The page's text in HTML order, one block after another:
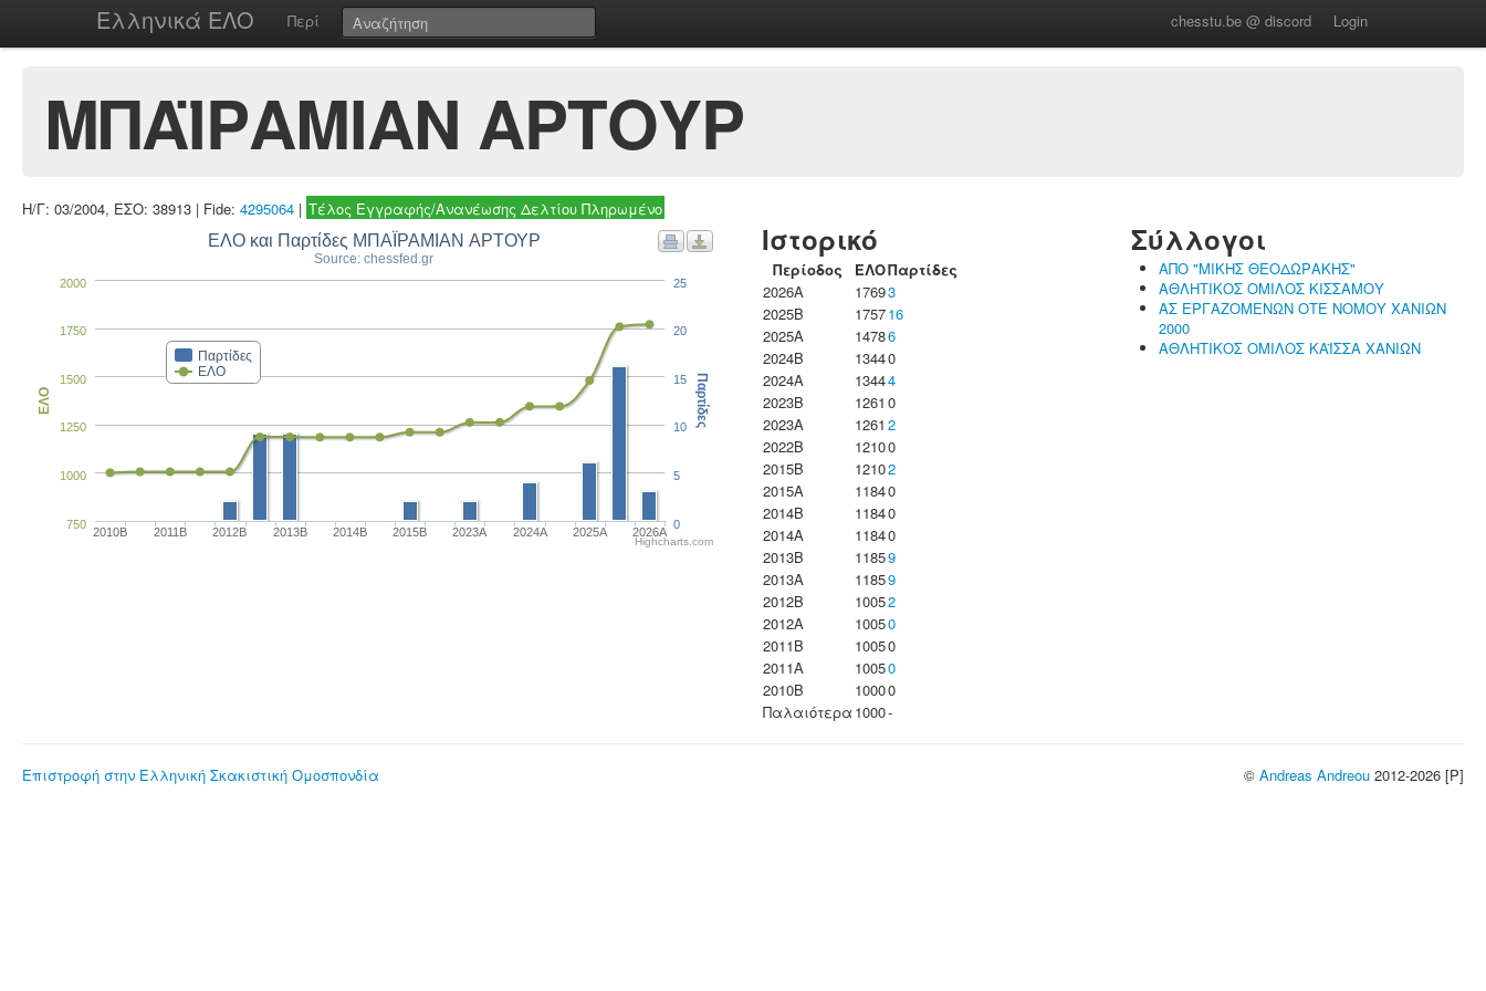
Ελληνικά ΕΛΟ Περί chesstu.be @ discord Login
ΜΠΑΪΡΑΜΙΑΝ ΑΡΤΟΥΡ
Η/Γ: 03/2004, ΕΣΟ: 38913 | Fide: 4295064 | Τέλος Εγγραφής/Ανανέωσης Δελτίου Πληρωμένο
ΕΛΟ και Παρτίδες ΜΠΑΪΡΑΜΙΑΝ ΑΡΤΟΥΡ
Source: chessfed.gr
Παρτίδες
ΕΛΟ
2010B 2011B 2012B 2013B 2014B 2015B 2023Α 2024A 2025A 2026A
1000
2000
750
1250
1500
1750
ΕΛΟ
0
5
10
15
20
25
Παρτίδες
Highcharts.com
Ιστορικό
Περίοδος ΕΛΟΠαρτίδες
2026A
17693
2025B
175716
2025A
14786
2024B
13440
2024A
13444
2023B
1261 0
2023Α
1261 2
2022B
12100
2015B
12102
2015A
11840
2014B
11840
2014A
11840
2013B
11859
2013A
11859
2012B
10052
2012A
10050
2011B
10050
2011A
10050
2010B
10000
Παλαιότερα 1000-
Σύλλογοι
ΑΠΟ "ΜΙΚΗΣ ΘΕΟΔΩΡΑΚΗΣ"
ΑΘΛΗΤΙΚΟΣ ΟΜΙΛΟΣ ΚΙΣΣΑΜΟΥ
ΑΣ ΕΡΓΑΖΟΜΕΝΩΝ ΟΤΕ ΝΟΜΟΥ ΧΑΝΙΩΝ
2000
ΑΘΛΗΤΙΚΟΣ ΟΜΙΛΟΣ ΚΑΪΣΣΑ ΧΑΝΙΩΝ
Επιστροφή στην Ελληνική Σκακιστική Ομοσπονδία © Andreas Andreou 2012-2026 [P]